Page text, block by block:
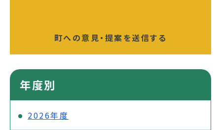
町への意見・提案を送信する
年度別
2026年度